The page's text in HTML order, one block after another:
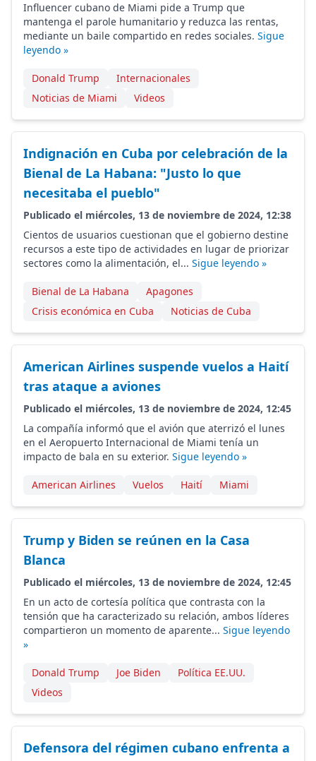
Influencer cubano de Miami pide a Trump que
mantenga el parole humanitario y reduzca las rentas,
mediante un baile compartido en redes sociales. Sigue
leyendo »
Donald Trump
Internacionales
Noticias de Miami
Videos
Indignación en Cuba por celebración de la
Bienal de La Habana: "Justo lo que
necesitaba el pueblo"
Publicado el miércoles, 13 de noviembre de 2024, 12:38
Cientos de usuarios cuestionan que el gobierno destine
recursos a este tipo de actividades en lugar de priorizar
sectores como la alimentación, el... Sigue leyendo »
Bienal de La Habana
Apagones
Crisis económica en Cuba
Noticias de Cuba
American Airlines suspende vuelos a Haití
tras ataque a aviones
Publicado el miércoles, 13 de noviembre de 2024, 12:45
La compañía informó que el avión que aterrizó el lunes
en el Aeropuerto Internacional de Miami tenía un
impacto de bala en su exterior. Sigue leyendo »
American Airlines Vuelos Haití Miami
Trump y Biden se reúnen en la Casa
Blanca
Publicado el miércoles, 13 de noviembre de 2024, 12:45
En un acto de cortesía política que contrasta con la
tensión que ha caracterizado su relación, ambos líderes
compartieron un momento de aparente... Sigue leyendo
»
Donald Trump Joe Biden
Política EE.UU.
Videos
Defensora del régimen cubano enfrenta a